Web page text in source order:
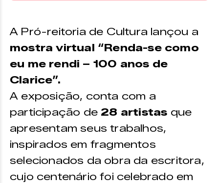
A Pró-reitoria de Cultura lançou a
mostra virtual “Renda-se como
eu me rendi – 100 anos de
Clarice”.
A exposição, conta com a
participação de 28 artistas que
apresentam seus trabalhos,
inspirados em fragmentos
selecionados da obra da escritora,
cujo centenário foi celebrado em